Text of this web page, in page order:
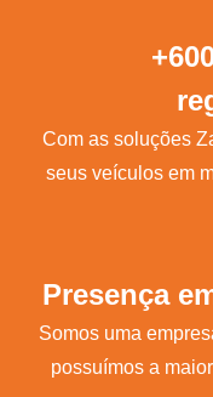
Com as soluções
seus veículos em
Presença
Somos uma
possuímos a